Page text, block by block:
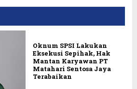
Oknum SPSI Lakukan
Eksekusi Sepihak, Hak
Mantan Karyawan PT
Matahari Sentosa Jaya
Terabaikan